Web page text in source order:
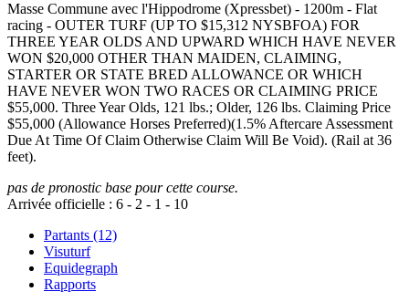
Masse Commune avec l'Hippodrome (Xpressbet) - 1200m - Flat
racing - OUTER TURF (UP TO $15,312 NYSBFOA) FOR
THREE YEAR OLDS AND UPWARD WHICH HAVE NEVER
WON $20,000 OTHER THAN MAIDEN, CLAIMING,
STARTER OR STATE BRED ALLOWANCE OR WHICH
HAVE NEVER WON TWO RACES OR CLAIMING PRICE
$55,000. Three Year Olds, 121 lbs.; Older, 126 lbs. Claiming Price
$55,000 (Allowance Horses Preferred)(1.5% Aftercare Assessment
Due At Time Of Claim Otherwise Claim Will Be Void). (Rail at 36
feet).
pas de pronostic base pour cette course.
Arrivée officielle : 6 - 2 - 1 - 10
Partants (12)
Visuturf
Equidegraph
Rapports